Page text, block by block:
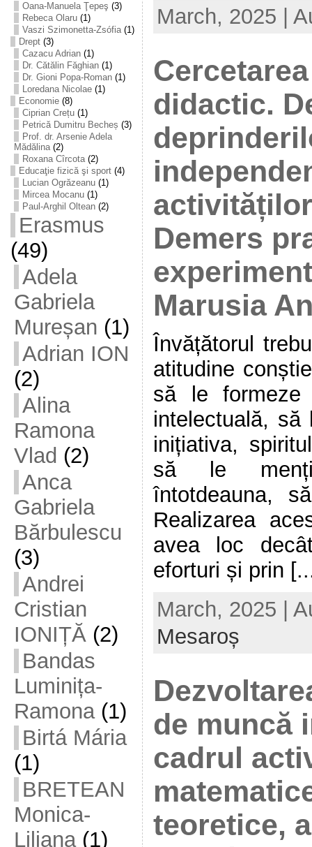
Oana-Manuela Ţepeş (3)
Rebeca Olaru(1)
Vaszi Szimonetta-Zsófia(1)
Drept(3)
Cazacu Adrian(1)
Dr. Cătălin Făghian(1)
Dr. Gioni Popa-Roman(1)
Loredana Nicolae(1)
Economie(8)
Ciprian Crețu(1)
Petrică Dumitru Becheș (3)
Prof. dr. Arsenie Adela
Mădălina(2)
Roxana Cîrcota(2)
Educaţie fizică şi sport(4)
Lucian Ogrăzeanu(1)
Mircea Mocanu(1)
Paul-Arghil Oltean(2)
Erasmus
(49)
Adela
Gabriela
Mureșan (1)
Adrian ION
(2)
Alina
Ramona
Vlad (2)
Anca
Gabriela
Bărbulescu
(3)
Andrei
Cristian
IONIȚĂ(2)
Bandas
Luminița-
Ramona(1)
Birtá Mária
(1)
BRETEAN
Monica-
Liliana(1)
March, 2025 |
didactic.
Demers
Marusia
Învățătorul
atitudine
să le formeze
intelectuală, să
inițiativa,
să le
întotdeauna,
Realizarea
avea loc
eforturi și prin
March, 2025 |
Mesaroș
de muncă
cadrul
teoretice,